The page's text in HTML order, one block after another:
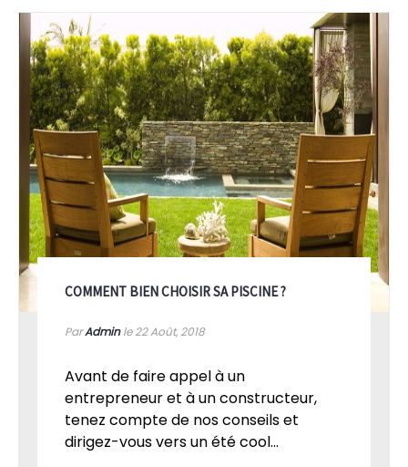
COMMENT BIEN CHOISIR SA PISCINE ?
ParAdminle 22Août, 2018
Avant de faire appel à un
entrepreneur et à un constructeur,
tenez compte de nos conseils et
dirigez-vous vers un été cool...